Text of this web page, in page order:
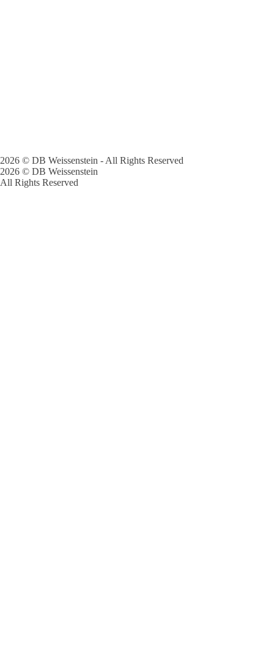
2026 © DB Weissenstein - All Rights Reserved
2026 © DB Weissenstein
All Rights Reserved